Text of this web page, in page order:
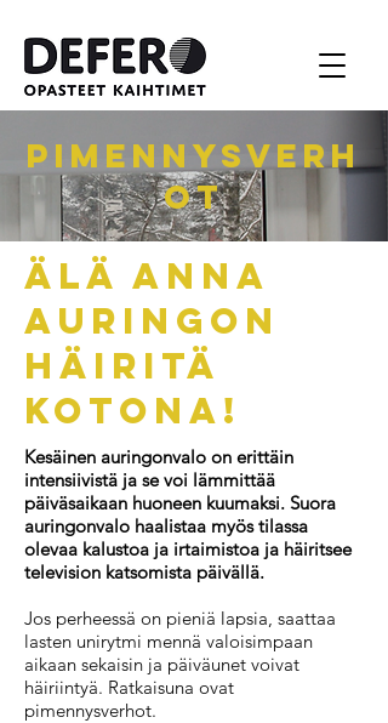
Pimennysverh
ot
Älä anna
auringon
häiritä
kotona!
Kesäinen auringonvalo on erittäin
intensiivistä ja se voi lämmittää
päiväsaikaan huoneen kuumaksi. Suora
auringonvalo haalistaa myös tilassa
olevaa kalustoa ja irtaimistoa ja häiritsee
television katsomista päivällä.
Jos perheessä on pieniä lapsia, saattaa
lasten unirytmi mennä valoisimpaan
aikaan sekaisin ja päiväunet voivat
häiriintyä. Ratkaisuna ovat
pimennysverhot.